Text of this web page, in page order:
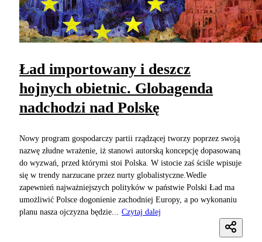
Ład importowany i deszcz
hojnych obietnic. Globagenda
nadchodzi nad Polskę
Nowy program gospodarczy partii rządzącej tworzy poprzez swoją
nazwę złudne wrażenie, iż stanowi autorską koncepcję dopasowaną
do wyzwań, przed którymi stoi Polska. W istocie zaś ściśle wpisuje
się w trendy narzucane przez nurty globalistyczne.Wedle
zapewnień najważniejszych polityków w państwie Polski Ład ma
umożliwić Polsce dogonienie zachodniej Europy, a po wykonaniu
planu nasza ojczyzna będzie...
Czytaj dalej